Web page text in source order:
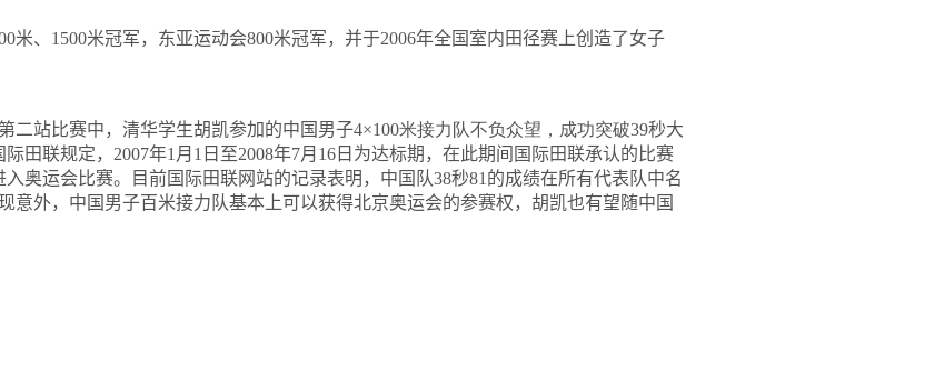
米、 1500米冠军，东亚运动会800米冠军，并于2006年全国室内田径赛上创造了女子
二站比赛中，清华学生胡凯参加的中国男子4×100米接力队不负众望，成功突破39秒大
田联规定， 2007年1 月 1 日 至2008年7月 16 日 为达标期，在此期间国际田联承认的比赛
入奥运会比赛。目前国际田联网站的记录表明，中国队38秒81 的成绩在所有代表队中名
意外，中国男子百米接力队基本上可以获得北京奥运会的参赛权，胡凯也有望随中国